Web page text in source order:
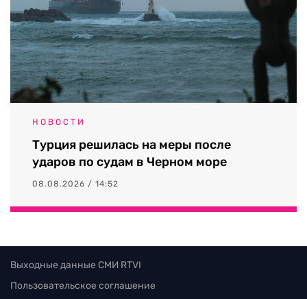
НОВОСТИ
Турция решилась на меры после
ударов по судам в Черном море
08.08.2026 / 14:52
Выходные данные СМИ RTVI
Пользовательское соглашение